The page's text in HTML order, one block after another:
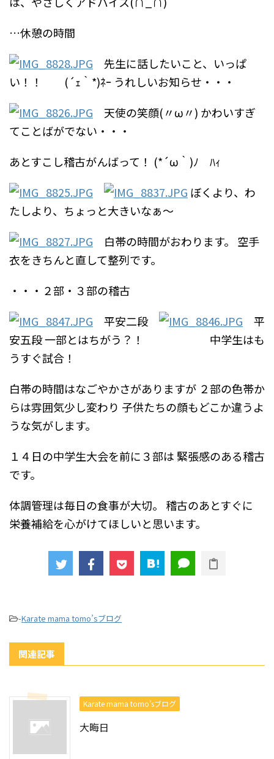
…休憩の時間
先生に話したいこと、いっぱ
い！！ (´ｪ｀*)ﾈｰ うれしいお知らせ・・・
天使の笑顔(〃ω〃) かわいすぎ
てことばがでない・・・
あとすこし稽古がんばって！ (*´ω｀)ﾉ ﾊｨ
ぼくより、わ
たしより、ちょっと大きいなぁ～
白帯の時間がおわります。
空手
衣をきちんと直して整列です。
・・・２部・３部の稽古
平安二段
平
安五段一部とはちがう？！ 中学生はも
うすぐ試合！
白帯の時間はなごやかさがありますが ２部の色帯か
らは雰囲気少し変わり 子供たちの顔もどこか違うよ
うな気がします。
１４日の中学生大会を前に３部は 緊張感のある稽古
です。
体調管理は毎日の食事が大切。
稽古のあとすぐに
栄養補給を心がけてほしいと思います。
-Karate mama tomo’sブログ
関連記事
Karate mama tomo’sブログ
大晦日